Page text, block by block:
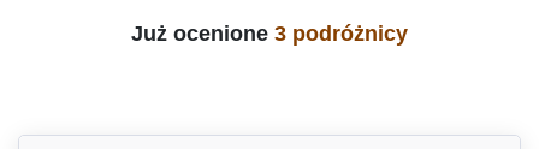
Już ocenione 3 podróżnicy